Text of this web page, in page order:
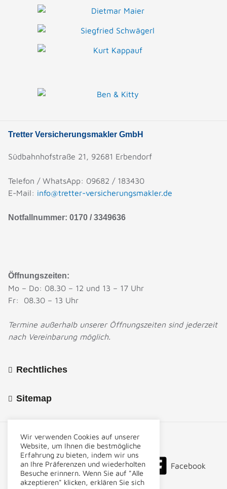
Tretter Versicherungsmakler GmbH
Südbahnhofstraße 21, 92681 Erbendorf
Telefon / WhatsApp: 09682 / 183430
E-Mail: info@tretter-versicherungsmakler.de
Notfallnummer: 0170 / 3349636
Öffnungszeiten:
Mo – Do: 08.30 – 12 und 13 – 17 Uhr
Fr: 08.30 – 13 Uhr
Termine außerhalb unserer Öffnungszeiten sind jederzeit
nach Vereinbarung möglich.
Rechtliches
Sitemap
Linkedin Instagram Facebook
Wir verwenden Cookies auf unserer
Website, um Ihnen die bestmögliche
Erfahrung zu bieten, indem wir uns
an Ihre Präferenzen und wiederholten
Besuche erinnern. Wenn Sie auf "Alle
akzeptieren" klicken, erklären Sie sich